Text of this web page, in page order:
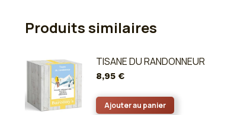
Produits similaires
TISANE DU RANDONNEUR
8,95 €
Ajouter au panier